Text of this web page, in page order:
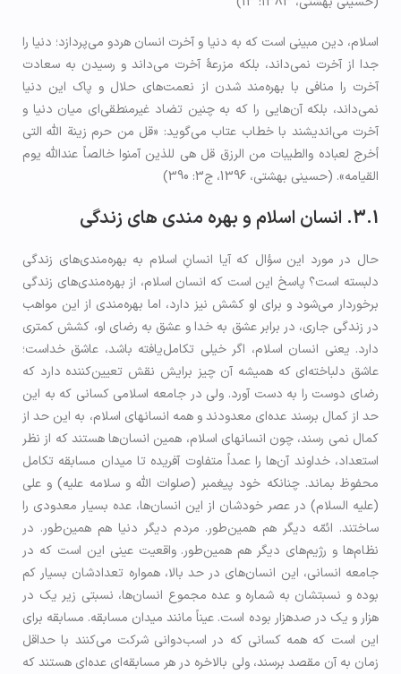
اسلام، دین مبینی است که به دنیا و آخرت انسان هردو می‌پردازد؛ دنیا را
جدا از آخرت نمی‌داند، بلکه مزرعۀ آخرت می‌داند و رسیدن به سعادت
آخرت را منافی با بهره‌مند شدن از نعمت‌های حلال و پاک این دنیا
نمی‌داند، بلکه آن‌هایی را که به چنین تضاد غیر‌منطقی‌ای میان دنیا و
آخرت می‌اندیشند با خطاب عتاب می‌گوید: «قل من حرم زينة الله التي
أخرج لعباده والطيبات من الرزق قل هي للذین آمنوا خالصاً عندالله يوم
القيامه». (حسینی بهشتی، 1396، ج3: 390)
3.1. انسان اسلام و بهره ­مندی­ های زندگی
حال در مورد این سؤال که آیا انسانِ اسلام به بهره‌مندی‌های زندگی
دلبسته است؟ پاسخ این است که انسان اسلام، از بهره‌مندی‌های زندگی
برخوردار می‌شود و برای او کشش نیز دارد، اما بهره‌مندی از این مواهب
در زندگی جاری، در برابر عشق به خدا و عشق به رضای او، کشش کمتری
دارد. یعنی انسان اسلام، اگر خیلی تکامل‌یافته باشد، عاشق خداست؛
عاشق دلباخته‌ای که همیشه آن چیز برایش نقش تعیین‌کننده دارد که
رضای دوست را به دست آورد. ولی در جامعه اسلامی کسانی که به این
حد از کمال برسند عده‌ای معدودند و همه انسان­های اسلام، به این حد از
کمال نمی رسند، چون انسان­های اسلام، همین انسان‌ها هستند که از نظر
استعداد، خداوند آن‌ها را عمداً متفاوت آفریده تا میدان مسابقه تکامل
محفوظ بماند. چنانکه خود پیغمبر (صلوات الله و سلامه عليه) و على
(علیه السلام) در عصر خودشان از این انسان‌ها، عده بسیار معدودی را
ساختند. ائمّه دیگر هم همین‌طور. مردم دیگر دنیا هم همین‌طور. در
نظام‌ها و رژیم‌های دیگر هم همین‌طور. واقعیت عینی این است که در
جامعه انسانی، این انسان‌های در حد بالا، همواره تعدادشان بسیار کم
بوده و نسبتشان به شماره و عده مجموع انسان‌ها، نسبتی زیر یک در
هزار و یک در صدهزار بوده است. عیناً مانند میدان مسابقه. مسابقه برای
این است که همه کسانی که در اسب‌دوانی شرکت می‌کنند با حداقل
زمان به آن مقصد برسند، ولی بالاخره در هر مسابقه‌ای عده‌ای هستند که